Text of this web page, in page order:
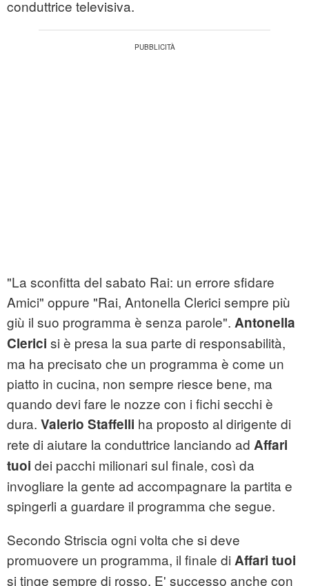
conduttrice televisiva.
"La sconfitta del sabato Rai: un errore sfidare
Amici" oppure "Rai, Antonella Clerici sempre più
giù il suo programma è senza parole". Antonella
Clerici si è presa la sua parte di responsabilità,
ma ha precisato che un programma è come un
piatto in cucina, non sempre riesce bene, ma
quando devi fare le nozze con i fichi secchi è
dura. Valerio Staffelli ha proposto al dirigente di
rete di aiutare la conduttrice lanciando ad Affari
tuoi dei pacchi milionari sul finale, così da
invogliare la gente ad accompagnare la partita e
spingerli a guardare il programma che segue.
Secondo Striscia ogni volta che si deve
promuovere un programma, il finale di Affari tuoi
si tinge sempre di rosso. E' successo anche con